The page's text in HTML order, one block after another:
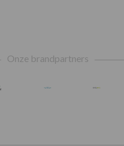
Onze brandpartners